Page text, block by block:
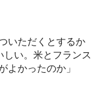
いただくとするか
い。米とフランス
よかったのか」